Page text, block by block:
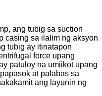
ang tubig sa suction
casing sa ilalim ng aksyon
tubig ay itinatapon
force upang
patuloy na umiikot upang
at palabas sa
ang layunin ng